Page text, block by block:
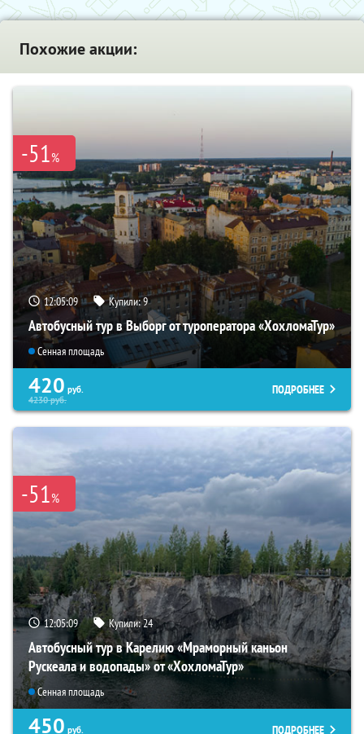
Похожие акции:
-51%
12:05:08 Купили:9
Автобусный тур в Выборг от туроператора «ХохломаТур»
Сенная площадь
420 руб.
4230руб.
ПОДРОБНЕЕ
-51%
12:05:08 Купили:24
Автобусный тур в Карелию «Мраморный каньон
Рускеала и водопады» от «ХохломаТур»
Сенная площадь
450 руб. ПОДРОБНЕЕ